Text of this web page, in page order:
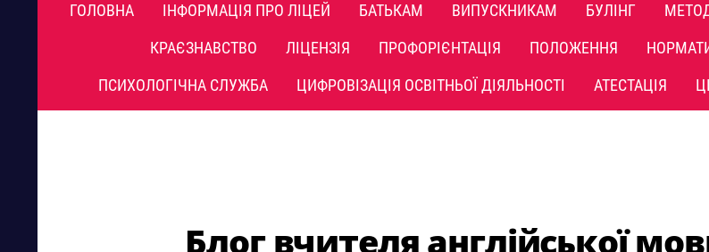
ГОЛОВНА ІНФОРМАЦІЯ ПРО ЛІЦЕЙ БАТЬКАМ ВИПУСКНИКАМ БУЛІНГ
КРАЄЗНАВСТВО
ЛІЦЕНЗІЯ ПРОФОРІЄНТАЦІЯ ПОЛОЖЕННЯ
ПСИХОЛОГІЧНА СЛУЖБА
ЦИФРОВІЗАЦІЯ ОСВІТНЬОЇ ДІЯЛЬНОСТІ АТЕСТАЦІЯ
Блог вчителя англійської